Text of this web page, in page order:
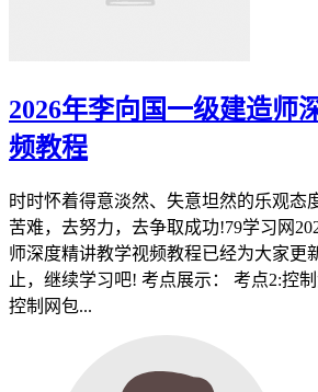
2026年李向国一级建造师
频教程
时时怀着得意淡然、失意坦然的乐观态
苦难，去努力，去争取成功!79学习网
师深度精讲教学视频教程已经为大家更
止，继续学习吧! 考点展示： 考点2:控
控制网包...